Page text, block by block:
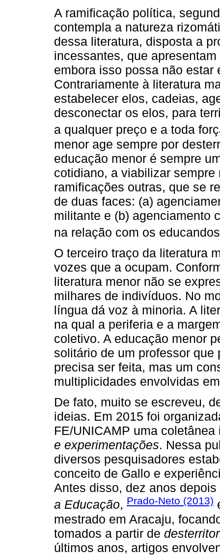
A ramificação política,
contempla a natureza
dessa literatura, disposta a
incessantes, que
embora isso possa não
Contrariamente à literatura
estabelecer elos, cadeias,
desconectar os elos, para
a qualquer preço e a toda
menor age sempre por
educação menor é sempre
cotidiano, a viabilizar
ramificações outras, que se
de duas faces: (a)
militante e (b) agenciamento
na relação com os
O terceiro traço da literatura
vozes que a ocupam.
literatura menor não se
milhares de indivíduos. No
língua dá voz à minoria. A
na qual a periferia e a
coletivo. A educação menor
solitário de um professor
precisa ser feita, mas um
multiplicidades envolvidas
De fato, muito se escreveu,
ideias. Em 2015 foi
FE/UNICAMP uma
e experimentações. Nessa
diversos pesquisadores
conceito de Gallo e
Antes disso, dez anos
a Educação, Prado-Neto (2013)
mestrado em Aracaju,
tomados a partir de
últimos anos, artigos